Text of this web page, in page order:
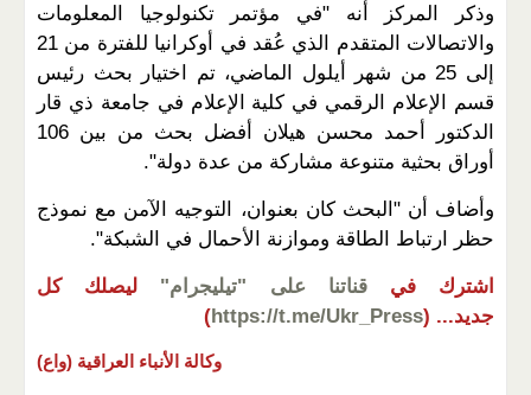
وذكر المركز أنه "في مؤتمر تكنولوجيا المعلومات
والاتصالات المتقدم الذي عُقد في أوكرانيا للفترة من 21
إلى 25 من شهر أيلول الماضي، تم اختيار بحث رئيس
قسم الإعلام الرقمي في كلية الإعلام في جامعة ذي قار
الدكتور أحمد محسن هيلان أفضل بحث من بين 106
أوراق بحثية متنوعة مشاركة من عدة دولة".
وأضاف أن "البحث كان بعنوان، التوجيه الآمن مع نموذج
حظر ارتباط الطاقة وموازنة الأحمال في الشبكة".
اشترك في قناتنا على "تيليجرام"
ليصلك كل
جديد... (
https://t.me/Ukr_Press
)
وكالة الأنباء العراقية (واع)